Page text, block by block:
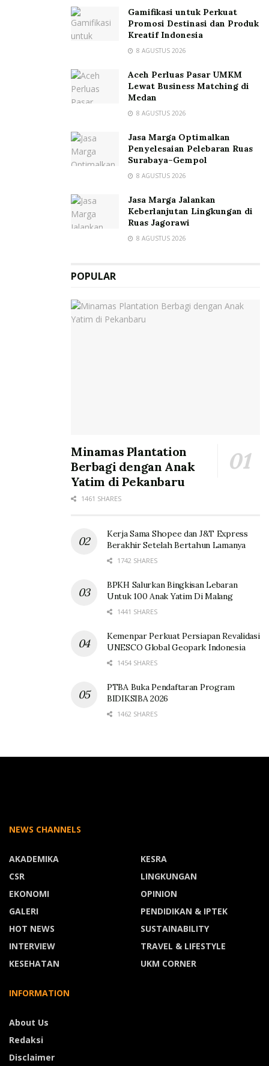
Gamifikasi untuk Perkuat
Promosi Destinasi dan Produk
Kreatif Indonesia
8 AGUSTUS 2026
Aceh Perluas Pasar UMKM
Lewat Business Matching di
Medan
8 AGUSTUS 2026
Jasa Marga Optimalkan
Penyelesaian Pelebaran Ruas
Surabaya–Gempol
8 AGUSTUS 2026
Jasa Marga Jalankan
Keberlanjutan Lingkungan di
Ruas Jagorawi
8 AGUSTUS 2026
POPULAR
Minamas Plantation
Berbagi dengan Anak
Yatim di Pekanbaru
1461 SHARES
Kerja Sama Shopee dan J&T Express
Berakhir Setelah Bertahun Lamanya
1742 SHARES
BPKH Salurkan Bingkisan Lebaran
Untuk 100 Anak Yatim Di Malang
1441 SHARES
Kemenpar Perkuat Persiapan Revalidasi
UNESCO Global Geopark Indonesia
1454 SHARES
PTBA Buka Pendaftaran Program
BIDIKSIBA 2026
1462 SHARES
NEWS CHANNELS
AKADEMIKA
CSR
EKONOMI
GALERI
HOT NEWS
INTERVIEW
KESEHATAN
KESRA
LINGKUNGAN
OPINION
PENDIDIKAN & IPTEK
SUSTAINABILITY
TRAVEL & LIFESTYLE
UKM CORNER
INFORMATION
About Us
Redaksi
Disclaimer